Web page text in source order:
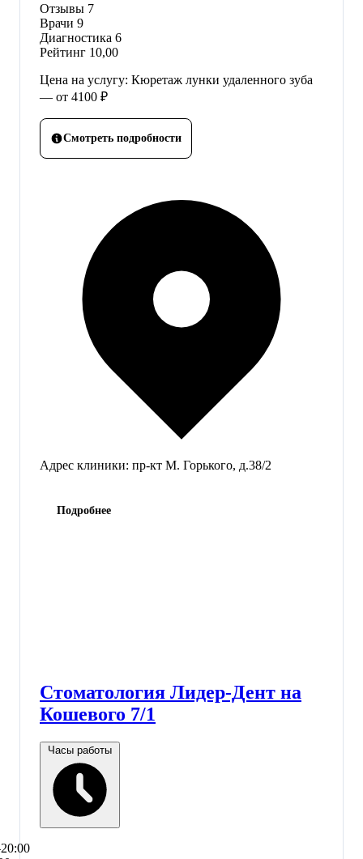
Отзывы 7
Врачи 9
Диагностика 6
Рейтинг 10,00
Цена на услугу: Кюретаж лунки удаленного зуба
— от 4100 ₽
Смотреть подробности
Адрес клиники: пр-кт М. Горького, д.38/2
Подробнее
Стоматология Лидер-Дент на
Кошевого 7/1
Часы работы